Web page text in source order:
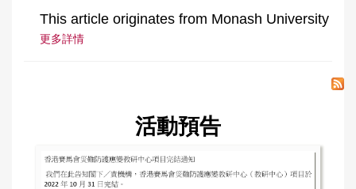
This article originates from Monash University
更多詳情
活動預告